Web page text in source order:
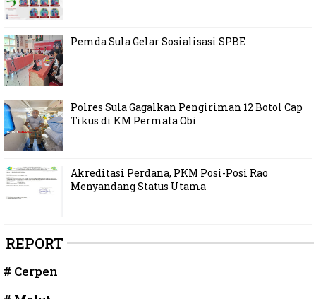
Pemda Sula Gelar Sosialisasi SPBE
Polres Sula Gagalkan Pengiriman 12 Botol Cap
Tikus di KM Permata Obi
Akreditasi Perdana, PKM Posi-Posi Rao
Menyandang Status Utama
REPORT
# Cerpen